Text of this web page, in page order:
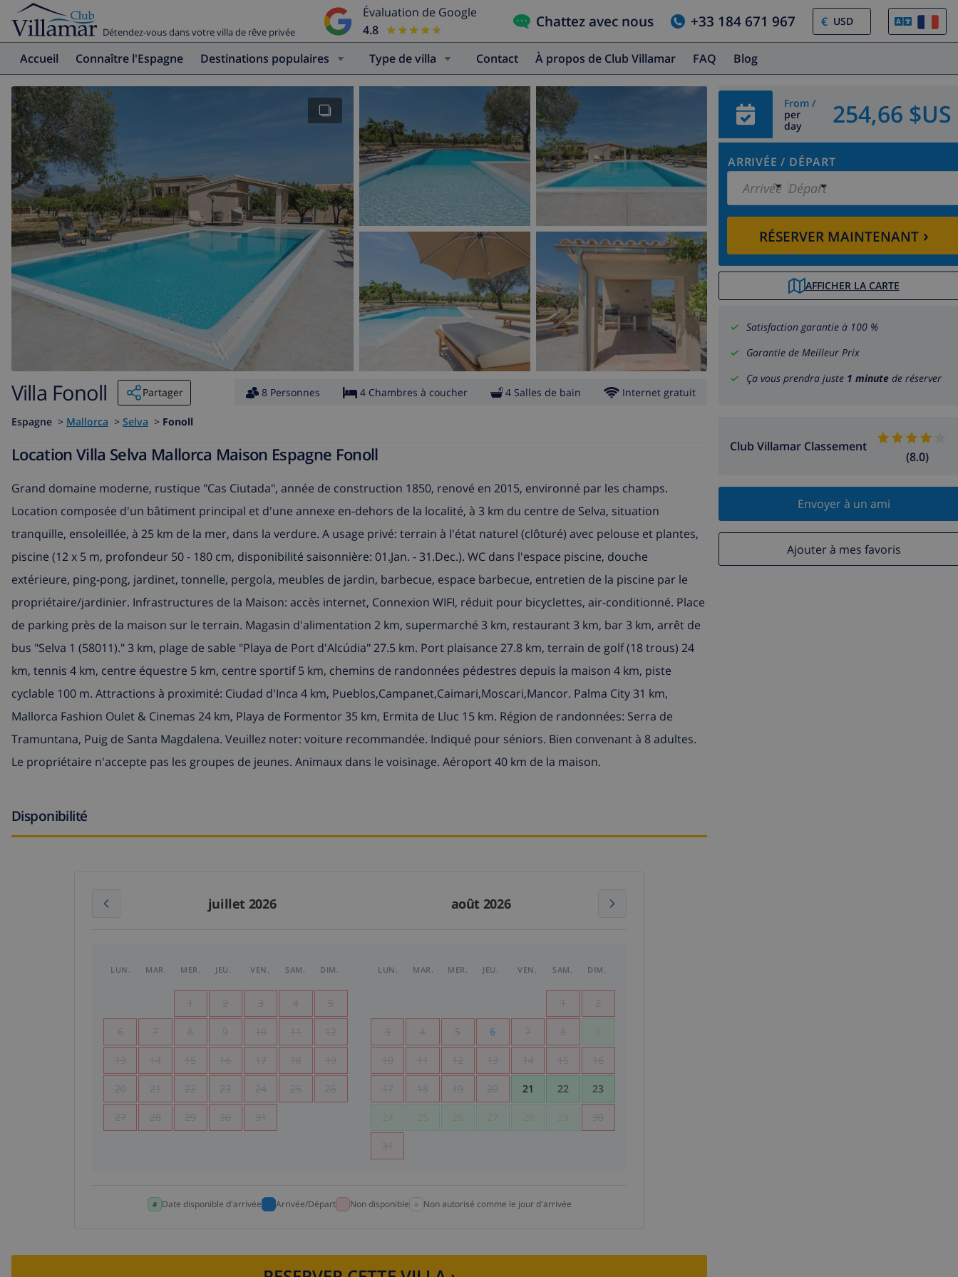
Détendez-vous dans votre villa de rêve privée
Évaluation de Google
4.8 ★★★★★
★★★★★ Chattez avec nous +33 184 671 967 €
Accueil Connaître l'Espagne Destinations populaires Type de villa Contact À propos de Club Villamar FAQ Blog
From /
per
day
254,66 $US
ARRIVÉE / DÉPART
Arrivée Départ
RÉSERVER MAINTENANT›
AFFICHER LA CARTE
Satisfaction garantie à 100 %
Garantie de Meilleur Prix
Ça vous prendra juste 1 minute de réserver
Club Villamar Classement
(8.0)
Envoyer à un ami
Ajouter à mes favoris
Villa Fonoll Partager 8 Personnes 4 Chambres à coucher 4 Salles de bain Internet gratuit
Espagne > Mallorca > Selva > Fonoll
Location Villa Selva Mallorca Maison Espagne Fonoll
Grand domaine moderne, rustique "Cas Ciutada", année de construction 1850, renové en 2015, environné par les champs.
Location composée d'un bâtiment principal et d'une annexe en-dehors de la localité, à 3 km du centre de Selva, situation
tranquille, ensoleillée, à 25 km de la mer, dans la verdure. A usage privé: terrain à l'état naturel (clôturé) avec pelouse et plantes,
piscine (12 x 5 m, profondeur 50 - 180 cm, disponibilité saisonnière: 01.Jan. - 31.Dec.). WC dans l'espace piscine, douche
extérieure, ping-pong, jardinet, tonnelle, pergola, meubles de jardin, barbecue, espace barbecue, entretien de la piscine par le
propriétaire/jardinier. Infrastructures de la Maison: accès internet, Connexion WIFI, réduit pour bicyclettes, air-conditionné. Place
de parking près de la maison sur le terrain. Magasin d'alimentation 2 km, supermarché 3 km, restaurant 3 km, bar 3 km, arrêt de
bus "Selva 1 (58011)." 3 km, plage de sable "Playa de Port d'Alcúdia" 27.5 km. Port plaisance 27.8 km, terrain de golf (18 trous) 24
km, tennis 4 km, centre équestre 5 km, centre sportif 5 km, chemins de randonnées pédestres depuis la maison 4 km, piste
cyclable 100 m. Attractions à proximité: Ciudad d'Inca 4 km, Pueblos,Campanet,Caimari,Moscari,Mancor. Palma City 31 km,
Mallorca Fashion Oulet & Cinemas 24 km, Playa de Formentor 35 km, Ermita de Lluc 15 km. Région de randonnées: Serra de
Tramuntana, Puig de Santa Magdalena. Veuillez noter: voiture recommandée. Indiqué pour séniors. Bien convenant à 8 adultes.
Le propriétaire n'accepte pas les groupes de jeunes. Animaux dans le voisinage. Aéroport 40 km de la maison.
Disponibilité
juillet 2026 août 2026
LUN. MAR. MER. JEU. VEN. SAM. DIM.
1 2 3 4 5
6 7 8 9 10 11 12
13 14 15 16 17 18 19
20 21 22 23 24 25 26
27 28 29 30 31
LUN. MAR. MER. JEU. VEN. SAM. DIM.
1 2
3 4 5 6 7 8
10 11 12 13 14 15 16
17 18 19 20 21 22 23
30
31
Date disponible d'arrivée Arrivée/Départ Non disponible Non autorisé comme le jour d'arrivée